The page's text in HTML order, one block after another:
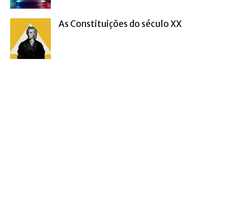
As Constituições do século XX